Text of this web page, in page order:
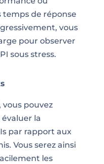
temps de réponse
vous
pour observer
sous stress.
pouvez
la
par rapport aux
Vous serez ainsi
les